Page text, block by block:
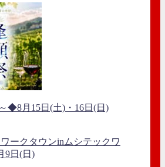
◆8月15日(土)・16日(日)